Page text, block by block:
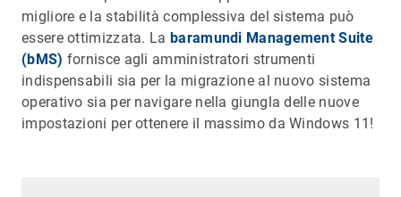
migliore e la stabilità complessiva del sistema può
essere ottimizzata. La baramundi Management Suite
(bMS) fornisce agli amministratori strumenti
indispensabili sia per la migrazione al nuovo sistema
operativo sia per navigare nella giungla delle nuove
impostazioni per ottenere il massimo da Windows 11!